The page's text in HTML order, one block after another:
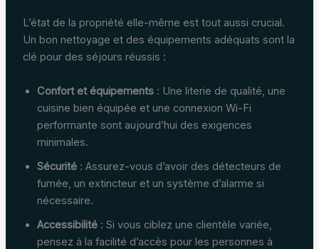
L’état de la propriété elle-même est tout aussi crucial.
Un bon nettoyage et des équipements adéquats sont la
clé pour des séjours réussis :
Confort et équipements: Une literie de qualité, une
cuisine bien équipée et une connexion Wi-Fi
performante sont aujourd’hui des exigences
minimales.
Sécurité: Assurez-vous d’avoir des détecteurs de
fumée, un extincteur et un système d’alarme si
nécessaire.
Accessibilité: Si vous ciblez une clientèle variée,
pensez à la facilité d’accès pour les personnes à